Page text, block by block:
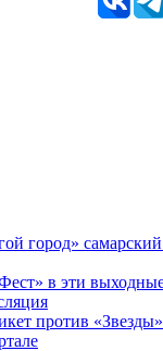
город»
в эти
против «Звезды»